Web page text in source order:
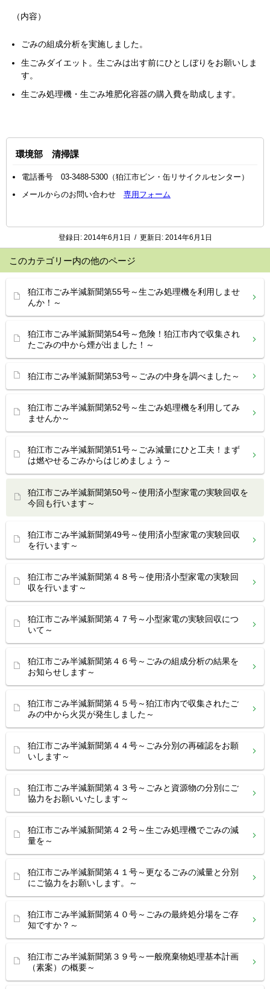
（内容）
ごみの組成分析を実施しました。
生ごみダイエット。生ごみは出す前にひとしぼりをお願いしま
す。
生ごみ処理機・生ごみ堆肥化容器の購入費を助成します。
環境部 清掃課
電話番号 03-3488-5300（狛江市ビン・缶リサイクルセンター）
メールからのお問い合わせ 専用フォーム
登録日: 2014年6月1日 / 更新日: 2014年6月1日
このカテゴリー内の他のページ
狛江市ごみ半減新聞第55号～生ごみ処理機を利用しませ
んか！～
狛江市ごみ半減新聞第54号～危険！狛江市内で収集され
たごみの中から煙が出ました！～
狛江市ごみ半減新聞第53号～ごみの中身を調べました～
狛江市ごみ半減新聞第52号～生ごみ処理機を利用してみ
ませんか～
狛江市ごみ半減新聞第51号～ごみ減量にひと工夫！まず
は燃やせるごみからはじめましょう～
狛江市ごみ半減新聞第50号～使用済小型家電の実験回収を
今回も行います～
狛江市ごみ半減新聞第49号～使用済小型家電の実験回収
を行います～
狛江市ごみ半減新聞第４８号～使用済小型家電の実験回
収を行います～
狛江市ごみ半減新聞第４７号～小型家電の実験回収につ
いて～
狛江市ごみ半減新聞第４６号～ごみの組成分析の結果を
お知らせします～
狛江市ごみ半減新聞第４５号～狛江市内で収集されたご
みの中から火災が発生しました～
狛江市ごみ半減新聞第４４号～ごみ分別の再確認をお願
いします～
狛江市ごみ半減新聞第４３号～ごみと資源物の分別にご
協力をお願いいたします～
狛江市ごみ半減新聞第４２号～生ごみ処理機でごみの減
量を～
狛江市ごみ半減新聞第４１号～更なるごみの減量と分別
にご協力をお願いします。～
狛江市ごみ半減新聞第４０号～ごみの最終処分場をご存
知ですか？～
狛江市ごみ半減新聞第３９号～一般廃棄物処理基本計画
（素案）の概要～